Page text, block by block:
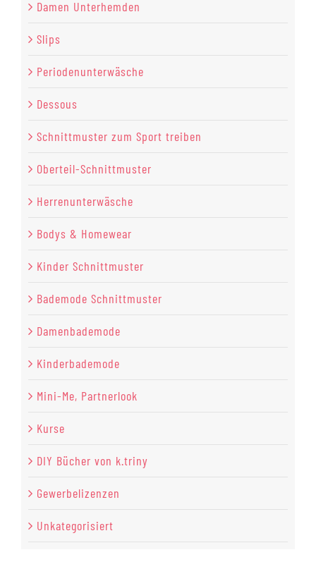
Damen Unterhemden
Slips
Periodenunterwäsche
Dessous
Schnittmuster zum Sport treiben
Oberteil-Schnittmuster
Herrenunterwäsche
Bodys & Homewear
Kinder Schnittmuster
Bademode Schnittmuster
Damenbademode
Kinderbademode
Mini-Me, Partnerlook
Kurse
DIY Bücher von k.triny
Gewerbelizenzen
Unkategorisiert